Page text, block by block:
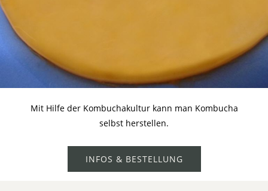
Mit Hilfe der Kombuchakultur kann man Kombucha
selbst herstellen.
INFOS & BESTELLUNG